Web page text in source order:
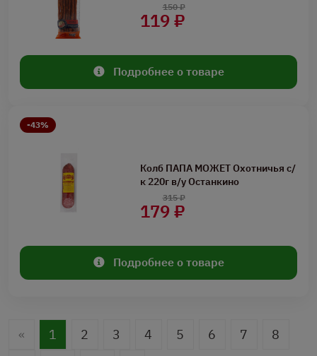
119 ₽
150 ₽
Подробнее о товаре
-43%
Колб ПАПА МОЖЕТ Охотничья с/
к 220г в/у Останкино
179 ₽
315 ₽
Подробнее о товаре
« 1 2 3 4 5 6 7
8